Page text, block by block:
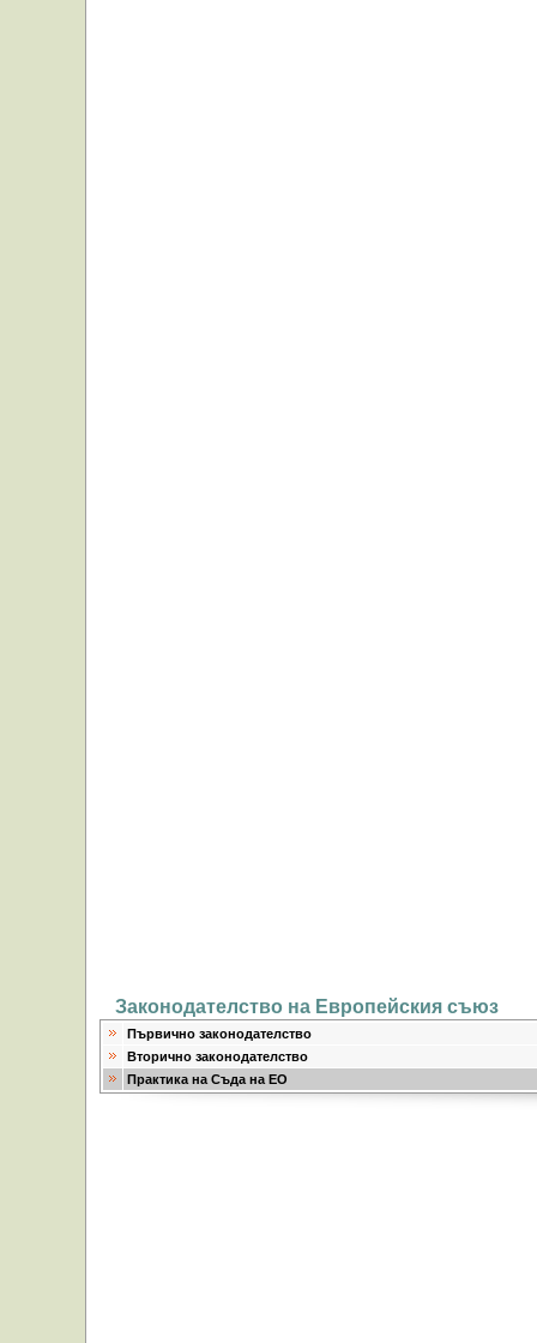
Законодателство на Европейския съюз
Първично законодателство
Вторично законодателство
Практика на Съда на ЕО